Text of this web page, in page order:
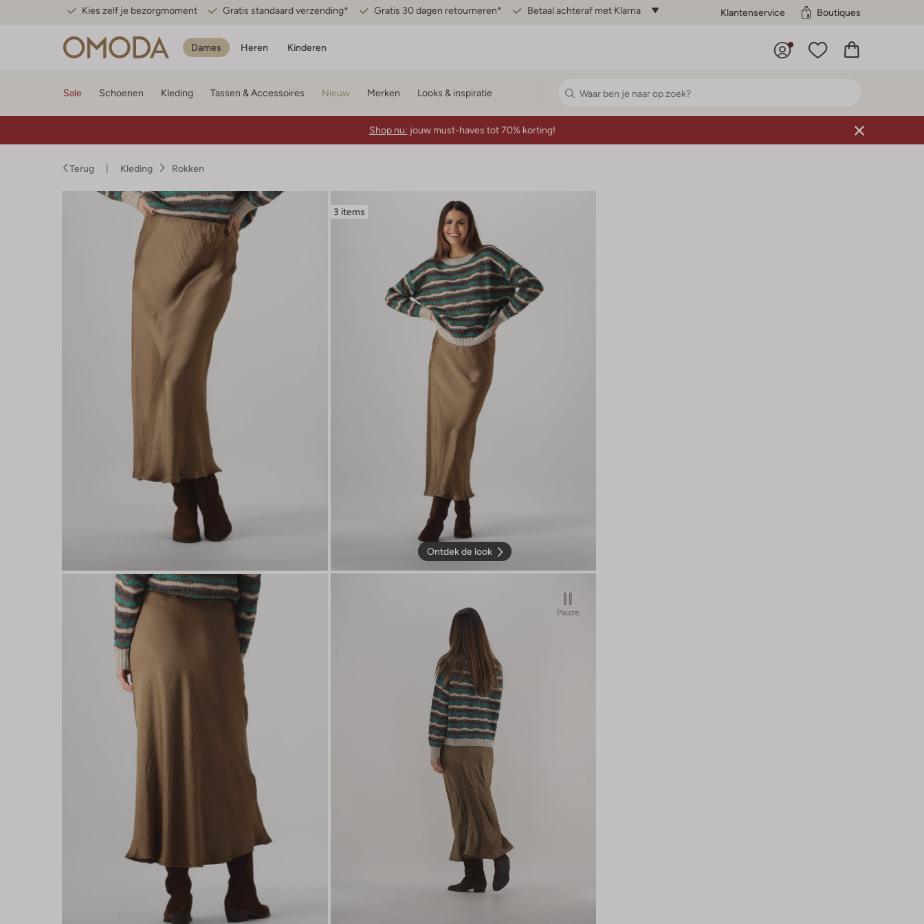
Kies zelf je bezorgmoment Gratis standaard verzending* Gratis 30 dagen retourneren* Betaal achteraf met Klarna Klantenservice Boutiques
Dames Heren Kinderen
Sale Schoenen Kleding Tassen & Accessoires Nieuw Merken Looks & inspiratie
Shop nu: jouw must-haves tot 70% korting!
Terug Kleding Rokken
3 items
Ontdek de look
Pauze